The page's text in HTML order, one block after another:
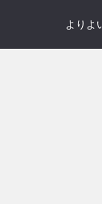
よりよ